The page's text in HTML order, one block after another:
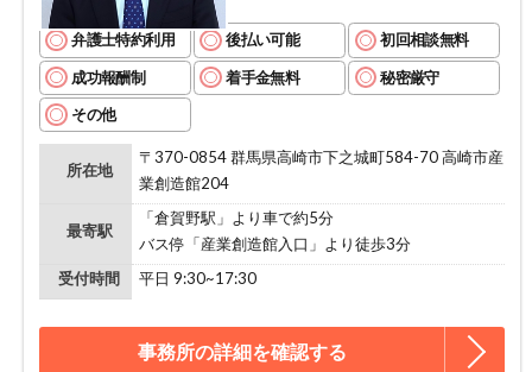
弁護士特約利用 後払い可能 初回相談無料
成功報酬制 着手金無料 秘密厳守
その他
所在地
〒370-0854 群馬県高崎市下之城町584-70 高崎市産
業創造館204
最寄駅
「倉賀野駅」より車で約5分
バス停「産業創造館入口」より徒歩3分
受付時間
平日 9:30~17:30
事務所の詳細を確認する